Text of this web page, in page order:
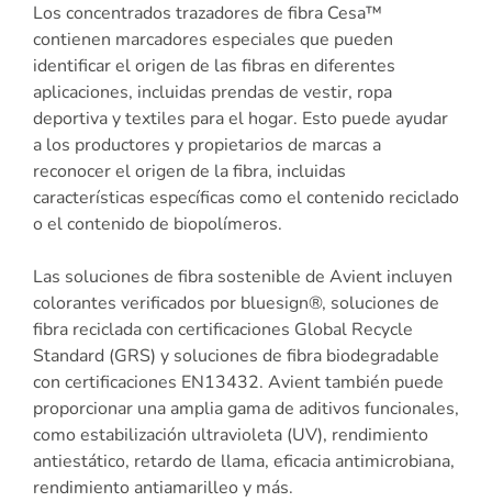
Los concentrados trazadores de fibra Cesa™
contienen marcadores especiales que pueden
identificar el origen de las fibras en diferentes
aplicaciones, incluidas prendas de vestir, ropa
deportiva y textiles para el hogar. Esto puede ayudar
a los productores y propietarios de marcas a
reconocer el origen de la fibra, incluidas
características específicas como el contenido reciclado
o el contenido de biopolímeros.
Las soluciones de fibra sostenible de Avient incluyen
colorantes verificados por bluesign®, soluciones de
fibra reciclada con certificaciones Global Recycle
Standard (GRS) y soluciones de fibra biodegradable
con certificaciones EN13432. Avient también puede
proporcionar una amplia gama de aditivos funcionales,
como estabilización ultravioleta (UV), rendimiento
antiestático, retardo de llama, eficacia antimicrobiana,
rendimiento antiamarilleo y más.